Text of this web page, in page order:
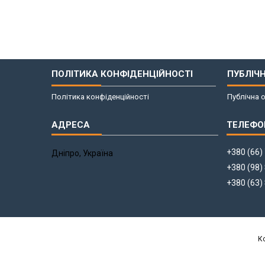
ПОЛІТИКА КОНФІДЕНЦІЙНОСТІ
Політика конфіденційності Публічна
Дніпро, Україна
+380
+380
+380